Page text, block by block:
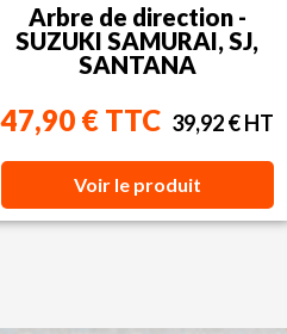
Arbre de direction -
SUZUKI SAMURAI, SJ,
SANTANA
47,90 € TTC 39,92 € HT
Voir le produit